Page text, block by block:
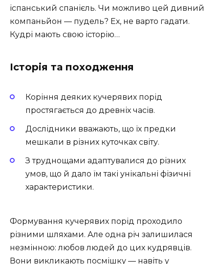
іспанський спанієль. Чи можливо цей дивний
компаньйон — пудель? Ех, не варто гадати.
Кудрі мають свою історію…
Історія та походження
Коріння деяких кучерявих порід
простягається до древніх часів.
Дослідники вважають, що їх предки
мешкали в різних куточках світу.
З труднощами адаптувалися до різних
умов, що й дало їм такі унікальні фізичні
характеристики.
Формування кучерявих порід проходило
різними шляхами. Але одна річ залишилася
незмінною: любов людей до цих кудрявців.
Вони викликають посмішку — навіть у